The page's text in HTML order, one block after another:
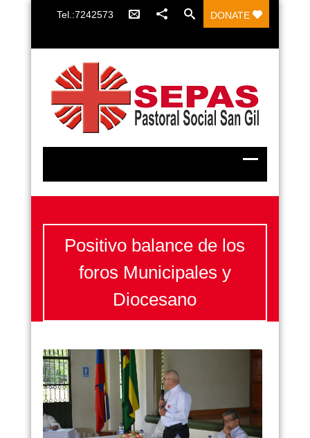
Tel.:7242573 DONATE
Positivo balance de los
foros Municipales y
Diocesano